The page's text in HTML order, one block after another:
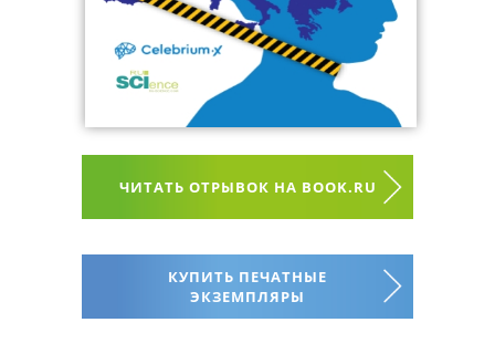
ЧИТАТЬ ОТРЫВОК НА BOOK.RU
КУПИТЬ ПЕЧАТНЫЕ
ЭКЗЕМПЛЯРЫ